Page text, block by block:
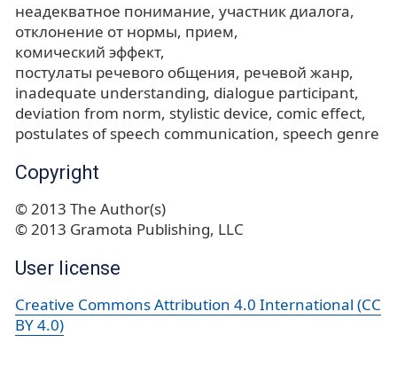
неадекватное понимание участник диалога
отклонение от нормы прием
комический эффект
постулаты речевого общения речевой жанр
inadequate understanding dialogue participant
deviation from norm stylistic device comic effect
postulates of speech communication speech genre
Copyright
© 2013 The Author(s)
© 2013 Gramota Publishing, LLC
User license
Creative Commons Attribution 4.0 International (CC
BY 4.0)